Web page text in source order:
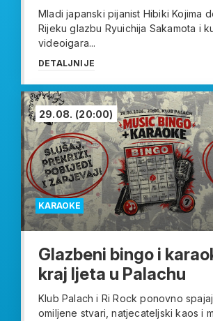
Mladi japanski pijanist Hibiki Kojima
Rijeku glazbu Ryuichija Sakamota i
videoigara...
DETALJNIJE
KARAOKE
29.08. (20:00)
Glazbeni bingo i
kraj ljeta u Palachu
Klub Palach i Ri Rock ponovno
omiljene stvari, natjecateljski kaos i